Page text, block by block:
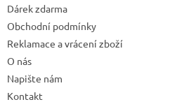
Dárek zdarma
Obchodní podmínky
Reklamace a vrácení zboží
O nás
Napište nám
Kontakt